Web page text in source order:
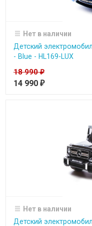
Нет в наличии
Детский
- Blue - HL169-LUX
18 990₽
14 990 ₽
Нет в наличии
Детский